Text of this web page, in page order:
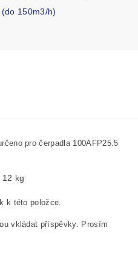
(do 150m3/h)
pro čerpadla 100AFP25.5
12 kg
k této položce.
vkládat příspěvky. Prosím